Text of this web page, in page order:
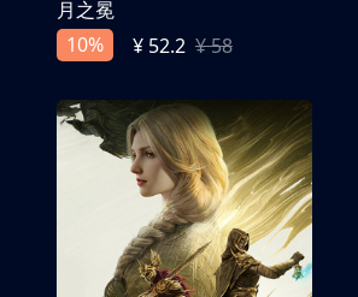
月之冕
10%
¥ 52.2 ¥ 58